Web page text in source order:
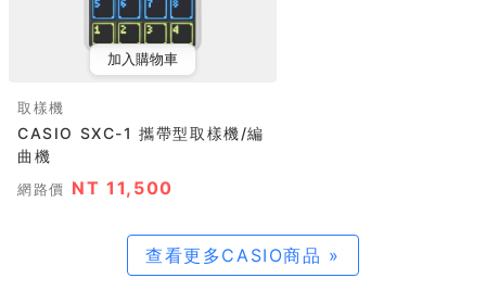
加入購物車
取樣機
CASIO SXC-1 攜帶型取樣機/編
曲機
網路價 NT 11,500
查看更多CASIO商品 »